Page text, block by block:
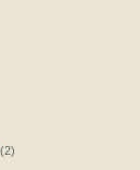
(2)